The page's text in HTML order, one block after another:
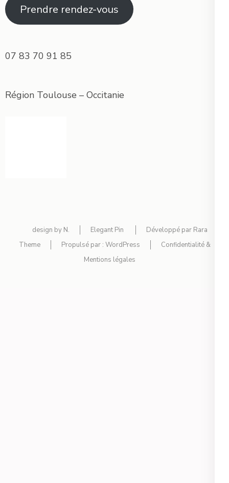
Prendre rendez-vous
07 83 70 91 85
Région Toulouse – Occitanie
design by N. Elegant Pin Développé par Rara
Theme
Propulsé par : WordPress
Confidentialité &
Mentions légales